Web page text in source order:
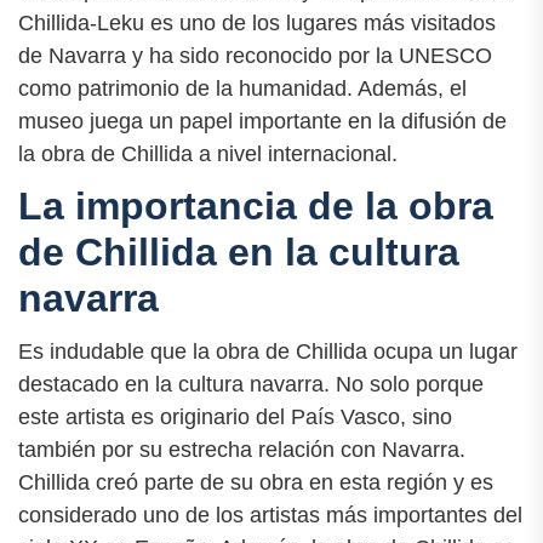
Chillida-Leku es uno de los lugares más visitados
de Navarra y ha sido reconocido por la UNESCO
como patrimonio de la humanidad. Además, el
museo juega un papel importante en la difusión de
la obra de Chillida a nivel internacional.
La importancia de la obra
de Chillida en la cultura
navarra
Es indudable que la obra de Chillida ocupa un lugar
destacado en la cultura navarra. No solo porque
este artista es originario del País Vasco, sino
también por su estrecha relación con Navarra.
Chillida creó parte de su obra en esta región y es
considerado uno de los artistas más importantes del